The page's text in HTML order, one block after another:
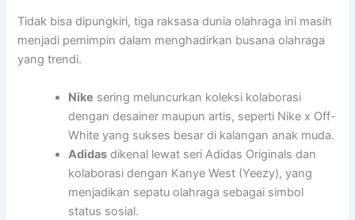
Tidak bisa dipungkiri, tiga raksasa dunia olahraga ini masih
menjadi pemimpin dalam menghadirkan busana olahraga
yang trendi.
Nike sering meluncurkan koleksi kolaborasi
dengan desainer maupun artis, seperti Nike x Off-
White yang sukses besar di kalangan anak muda.
Adidas dikenal lewat seri Adidas Originals dan
kolaborasi dengan Kanye West (Yeezy), yang
menjadikan sepatu olahraga sebagai simbol
status sosial.